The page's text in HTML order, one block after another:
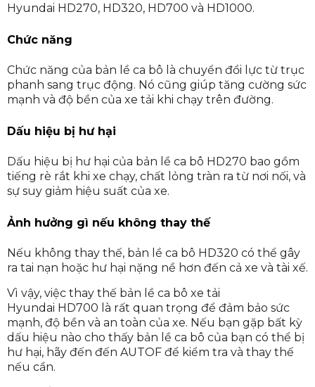
Hyundai HD270, HD320, HD700 và HD1000.
Chức năng
Chức năng của bản lề ca bô là chuyển đổi lực từ trục
phanh sang trục động. Nó cũng giúp tăng cường sức
mạnh và độ bền của xe tải khi chạy trên đường.
Dấu hiệu bị hư hại
Dấu hiệu bị hư hại của bản lề ca bô HD270 bao gồm
tiếng rè rắt khi xe chạy, chất lỏng tràn ra từ nơi nối, và
sự suy giảm hiệu suất của xe.
Ảnh hưởng gì nếu không thay thế
Nếu không thay thế, bản lề ca bô HD320 có thể gây
ra tai nạn hoặc hư hại nặng nề hơn đến cả xe và tài xế.
Vì vậy, việc thay thế bản lề ca bô xe tải
Hyundai HD700 là rất quan trọng để đảm bảo sức
mạnh, độ bền và an toàn của xe. Nếu bạn gặp bất kỳ
dấu hiệu nào cho thấy bản lề ca bô của bạn có thể bị
hư hại, hãy đến đến AUTOF để kiểm tra và thay thế
nếu cần.